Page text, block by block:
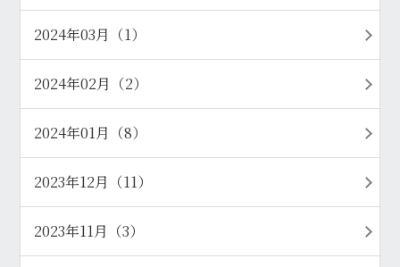
2024年03月（1）
2024年02月（2）
2024年01月（8）
2023年12月（11）
2023年11月（3）